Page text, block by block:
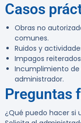
Casos
Obras no
comunes.
Ruidos y
Impagos
Incumplimiento
administrador.
Preguntas
¿Qué puedo hacer si